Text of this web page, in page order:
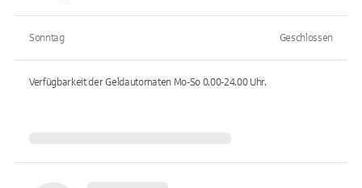
Sonntag Geschlossen
Verfügbarkeit der Geldautomaten Mo-So 0.00-24.00Uhr.